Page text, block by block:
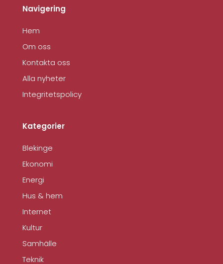
Navigering
Hem
Om oss
Kontakta oss
Alla nyheter
Integritetspolicy
Kategorier
Blekinge
Ekonomi
Energi
Hus & hem
Internet
Kultur
Samhälle
Teknik